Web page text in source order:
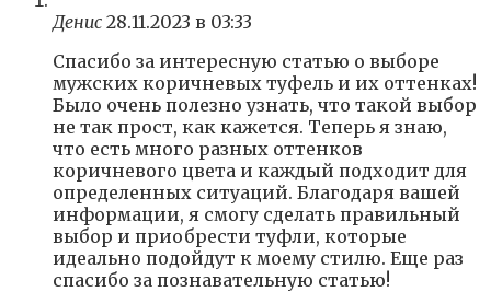
Денис 28.11.2023 в 03:33
Спасибо за интересную статью о выборе
мужских коричневых туфель и их оттенках!
Было очень полезно узнать, что такой выбор
не так прост, как кажется. Теперь я знаю,
что есть много разных оттенков
коричневого цвета и каждый подходит для
определенных ситуаций. Благодаря вашей
информации, я смогу сделать правильный
выбор и приобрести туфли, которые
идеально подойдут к моему стилю. Еще раз
спасибо за познавательную статью!